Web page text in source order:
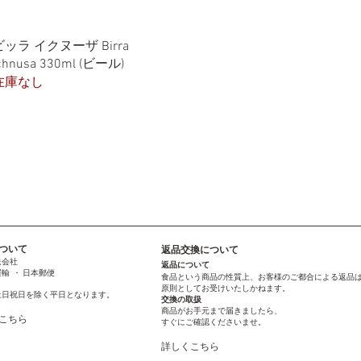
クイックビュー
ッラ イクヌーザ Birra
330ml (ビール)
庫なし
いて
社
・ 日本郵便
祝日を除く平日となります。
ちら
返品交換について
返品について
食品という商品の性質上、お客様のご都合による返品
原則としてお受けいたしかねます。
交換の取扱
商品がお手元まで届きましたら、
すぐにご確認くださいませ。
詳しくこちら